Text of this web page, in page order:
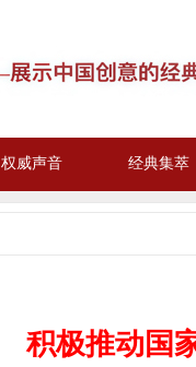
权威声音 经典集萃
积极推动国